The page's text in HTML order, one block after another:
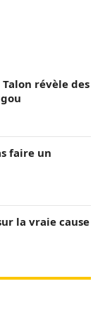
révèle des
faire un
la vraie cause